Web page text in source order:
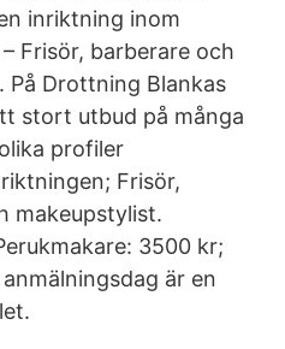
inriktning inom
Frisör, barberare och
På Drottning Blankas
stort utbud på många
profiler
Frisör,
makeupstylist.
3500 kr;
är en